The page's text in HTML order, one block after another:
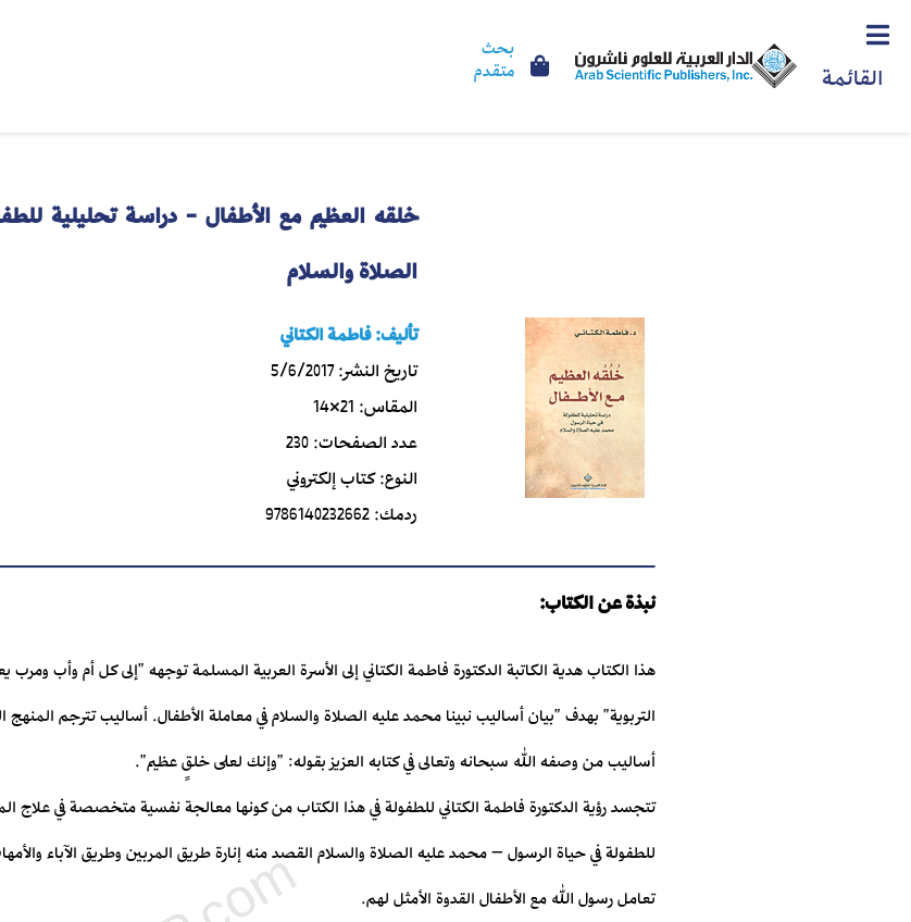
القائمة
بحث
متقدم
خلقه العظيم مع الأطفال - دراسة تحليلية
الصلاة والسلام
تأليف:فاطمة الكتاني
تاريخ النشر:5/6/2017
المقاس:21×14
عدد الصفحات:230
النوع:كتاب إلكتروني
ردمك:9786140232662
نبذة عن الكتاب:
هذا الكتاب هدية الكاتبة الدكتورة فاطمة الكتاني إلى الأسرة العربية المسلمة توجهه "إلى كل أم وأب
التربوية" بهدف "بيان أساليب نبينا محمد عليه الصلاة والسلام في معاملة الأطفال. أساليب تترجم المنهج
أساليب من وصفه الله سبحانه وتعالى في كتابه العزيز بقوله: "وإنك لعلى خلقٍ عظيم".
تتجسد رؤية الدكتورة فاطمة الكتاني للطفولة في هذا الكتاب من كونها معالجة نفسية متخصصة في علاج
للطفولة في حياة الرسول – محمد عليه الصلاة والسلام القصد منه إنارة طريق المربين وطريق الآباء
تعامل رسول الله مع الأطفال القدوة الأمثل لهم.